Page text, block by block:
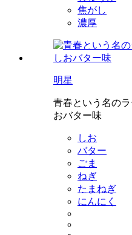
焦がし
濃厚
明星
青春という名の
おバター味
しお
バター
ごま
ねぎ
たまねぎ
にんにく